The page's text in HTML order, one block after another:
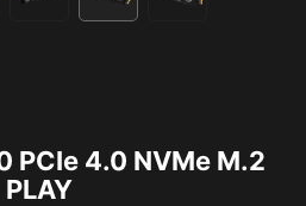
PCIe 4.0 NVMe M.2
PLAY